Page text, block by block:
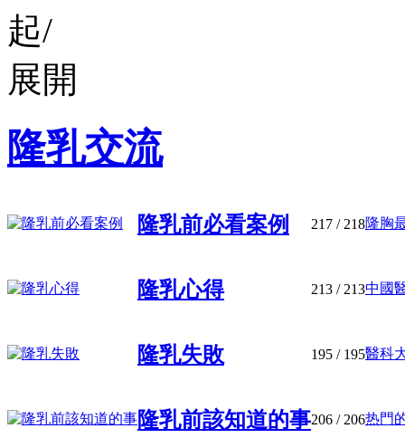
隆乳交流
隆乳前必看案例 217 / 218隆胸
隆乳心得 213 / 213中國
隆乳失敗 195 / 195醫科
隆乳前該知道的事206 / 206热門